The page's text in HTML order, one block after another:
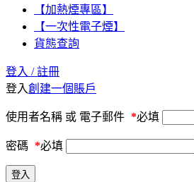
【加熱煙專區】
【一次性電子煙】
貨態查詢
登入 / 註冊
登入創建一個賬戶
使用者名稱 或 電子郵件 *必填
密碼 *必填
登入